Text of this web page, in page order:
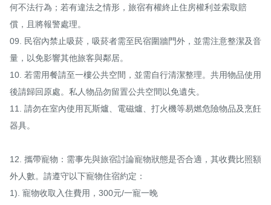
何不法行為；若有違法之情形，旅宿有權終止住房權利並索取賠
償，且將報警處理。
09. 民宿內禁止吸菸，吸菸者需至民宿圍牆門外，並需注意整潔及音
量，以免影響其他旅客與鄰居。
10. 若需用餐請至一樓公共空間，並需自行清潔整理。共用物品使用
後請歸回原處。私人物品勿留置公共空間以免遺失。
11. 請勿在室內使用瓦斯爐、電磁爐、打火機等易燃危險物品及烹飪
器具。
12. 攜帶寵物：需事先與旅宿討論寵物狀態是否合適，其收費比照額
外人數。請遵守以下寵物住宿約定：
1). 寵物收取入住費用，300元/一寵一晚